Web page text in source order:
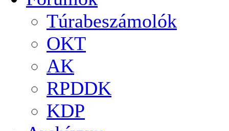
Túrabeszámolók
OKT
AK
RPDDK
KDP